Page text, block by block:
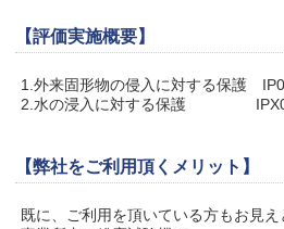
【評価実施概要】
1.外来固形物の侵入に対する保護
2.水の浸入に対する保護 IPX0
【弊社をご利用頂くメリット】
既に、ご利用を頂いている方もお見